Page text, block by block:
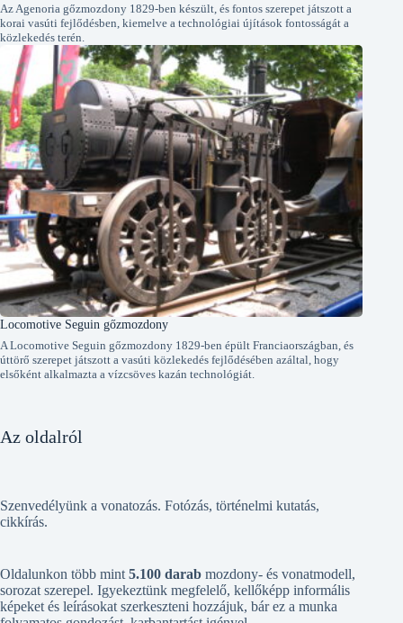
Az Agenoria gőzmozdony 1829-ben készült, és fontos szerepet játszott a
korai vasúti fejlődésben, kiemelve a technológiai újítások fontosságát a
közlekedés terén.
Locomotive Seguin gőzmozdony
A Locomotive Seguin gőzmozdony 1829-ben épült Franciaországban, és
úttörő szerepet játszott a vasúti közlekedés fejlődésében azáltal, hogy
elsőként alkalmazta a vízcsöves kazán technológiát.
Az oldalról
Szenvedélyünk a vonatozás. Fotózás, történelmi kutatás,
cikkírás.
Oldalunkon több mint 5.100 darab mozdony- és vonatmodell,
sorozat szerepel. Igyekeztünk megfelelő, kellőképp informális
képeket és leírásokat szerkeszteni hozzájuk, bár ez a munka